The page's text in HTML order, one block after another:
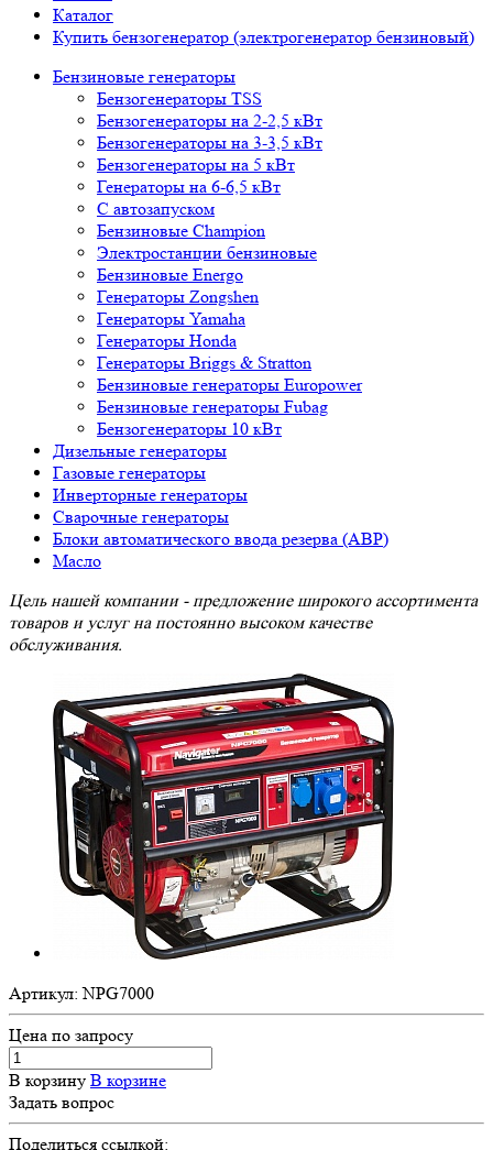
Каталог
Купить бензогенератор (электрогенератор бензиновый)
Бензиновые генераторы
Бензогенераторы TSS
Бензогенераторы на 2-2,5 кВт
Бензогенераторы на 3-3,5 кВт
Бензогенераторы на 5 кВт
Генераторы на 6-6,5 кВт
С автозапуском
Бензиновые Champion
Электростанции бензиновые
Бензиновые Energo
Генераторы Zongshen
Генераторы Yamaha
Генераторы Honda
Генераторы Briggs & Stratton
Бензиновые генераторы Europower
Бензиновые генераторы Fubag
Бензогенераторы 10 кВт
Дизельные генераторы
Газовые генераторы
Инверторные генераторы
Сварочные генераторы
Блоки автоматического ввода резерва (АВР)
Масло
Цель нашей компании - предложение широкого ассортимента
товаров и услуг на постоянно высоком качестве
обслуживания.
Артикул:NPG7000
Цена по запросу
В корзину В корзине
Задать вопрос
Поделиться ссылкой: